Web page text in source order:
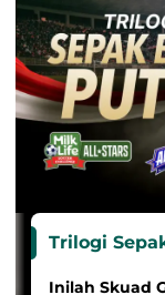
Trilogi
Inilah Skuad